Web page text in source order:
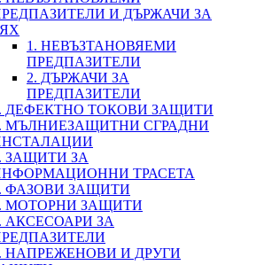
И ДЪРЖАЧИ ЗА
1. НЕВЪЗТАНОВЯЕМИ
ПРЕДПАЗИТЕЛИ
2. ДЪРЖАЧИ ЗА
ПРЕДПАЗИТЕЛИ
ДЕФЕКТНО ТОКОВИ ЗАЩИТИ
МЪЛНИЕЗАЩИТНИ СГРАДНИ
ЗАЩИТИ ЗА
ТРАСЕТА
ФАЗОВИ ЗАЩИТИ
МОТОРНИ ЗАЩИТИ
АКСЕСОАРИ ЗА
НАПРЕЖЕНОВИ И ДРУГИ